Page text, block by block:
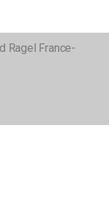
Ragel France-